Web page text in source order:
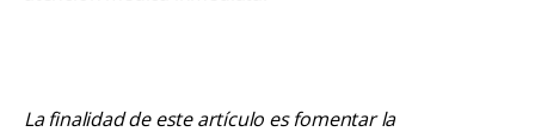
La finalidad de este artículo es fomentar la